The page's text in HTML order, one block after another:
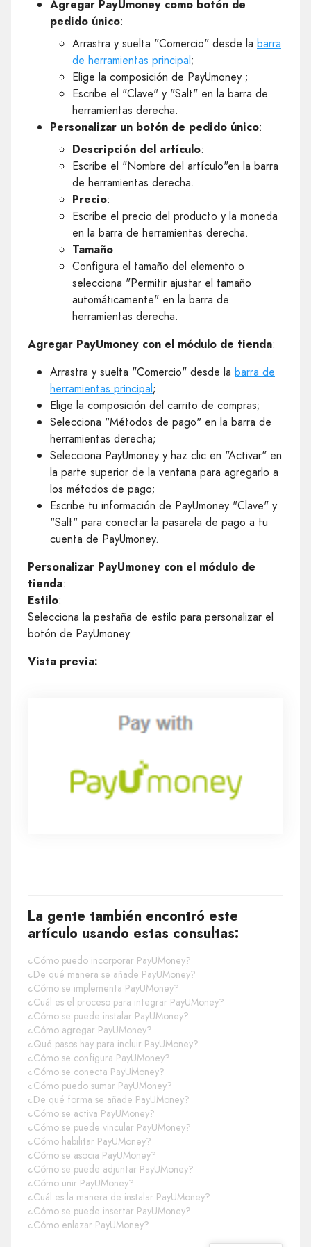
Agregar PayUmoney como botón de
pedido único:
Arrastra y suelta "Comercio" desde la barra
de herramientas principal;
Elige la composición de PayUmoney ;
Escribe el "Clave" y "Salt" en la barra de
herramientas derecha.
Personalizar un botón de pedido único:
Descripción del artículo:
Escribe el "Nombre del artículo"en la barra
de herramientas derecha.
Precio:
Escribe el precio del producto y la moneda
en la barra de herramientas derecha.
Tamaño:
Configura el tamaño del elemento o
selecciona "Permitir ajustar el tamaño
automáticamente" en la barra de
herramientas derecha.
Agregar PayUmoney con el módulo de tienda:
Arrastra y suelta "Comercio" desde la barra de
herramientas principal;
Elige la composición del carrito de compras;
Selecciona "Métodos de pago" en la barra de
herramientas derecha;
Selecciona PayUmoney y haz clic en "Activar" en
la parte superior de la ventana para agregarlo a
los métodos de pago;
Escribe tu información de PayUmoney "Clave" y
"Salt" para conectar la pasarela de pago a tu
cuenta de PayUmoney.
Personalizar PayUmoney con el módulo de
tienda:
Estilo:
Selecciona la pestaña de estilo para personalizar el
botón de PayUmoney.
Vista previa:
La gente también encontró este
artículo usando estas consultas:
¿Cómo puedo incorporar PayUMoney?
¿De qué manera se añade PayUMoney?
¿Cómo se implementa PayUMoney?
¿Cuál es el proceso para integrar PayUMoney?
¿Cómo se puede instalar PayUMoney?
¿Cómo agregar PayUMoney?
¿Qué pasos hay para incluir PayUMoney?
¿Cómo se configura PayUMoney?
¿Cómo se conecta PayUMoney?
¿Cómo puedo sumar PayUMoney?
¿De qué forma se añade PayUMoney?
¿Cómo se activa PayUMoney?
¿Cómo se puede vincular PayUMoney?
¿Cómo habilitar PayUMoney?
¿Cómo se asocia PayUMoney?
¿Cómo se puede adjuntar PayUMoney?
¿Cómo unir PayUMoney?
¿Cuál es la manera de instalar PayUMoney?
¿Cómo se puede insertar PayUMoney?
¿Cómo enlazar PayUMoney?